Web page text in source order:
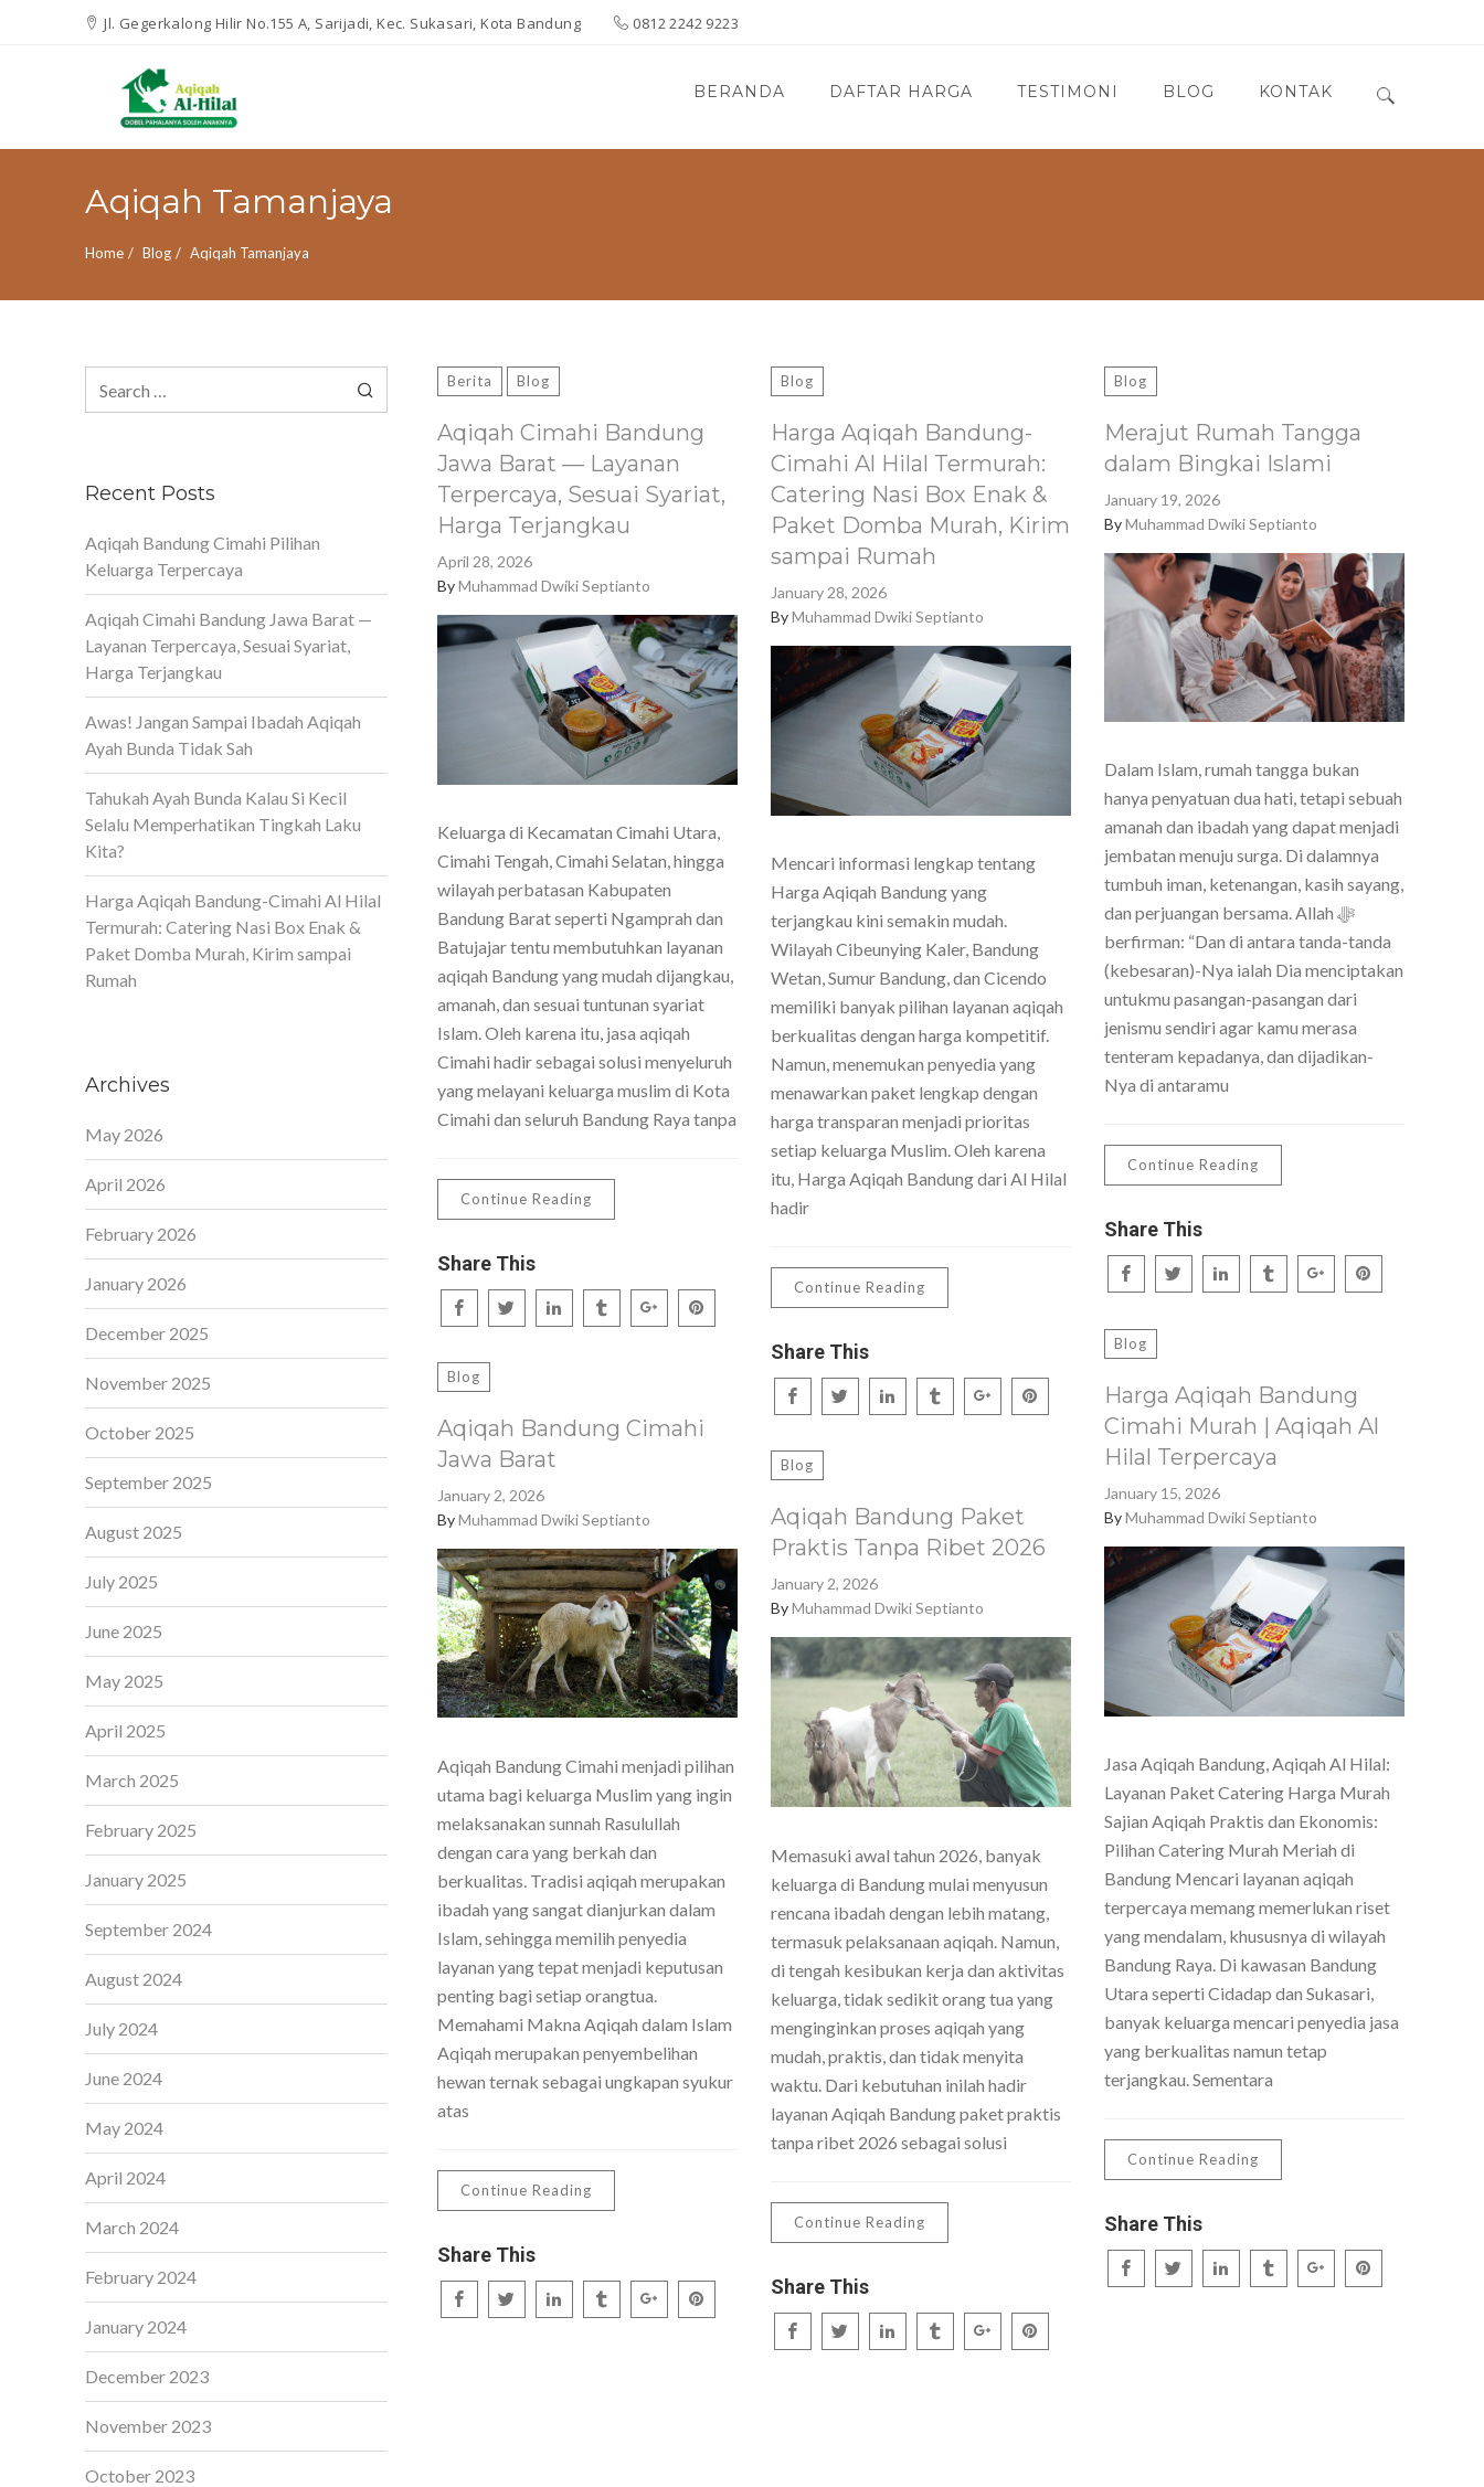
Jl. Gegerkalong Hilir No.155 A, Sarijadi, Kec. Sukasari, Kota Bandung 0812 2242 9223
BERANDA DAFTAR HARGA TESTIMONI BLOG KONTAK
Aqiqah Tamanjaya
Home Blog Aqiqah Tamanjaya
Berita Blog
Aqiqah Cimahi Bandung
Jawa Barat — Layanan
Terpercaya, Sesuai Syariat,
Harga Terjangkau
April 28, 2026
ByMuhammad Dwiki Septianto
Keluarga di Kecamatan Cimahi Utara,
Cimahi Tengah, Cimahi Selatan, hingga
wilayah perbatasan Kabupaten
Bandung Barat seperti Ngamprah dan
Batujajar tentu membutuhkan layanan
aqiqah Bandung yang mudah dijangkau,
amanah, dan sesuai tuntunan syariat
Islam. Oleh karena itu, jasa aqiqah
Cimahi hadir sebagai solusi menyeluruh
yang melayani keluarga muslim di Kota
Cimahi dan seluruh Bandung Raya tanpa
Continue Reading
Share This
Blog
Harga Aqiqah Bandung-
Cimahi Al Hilal Termurah:
Catering Nasi Box Enak &
Paket Domba Murah, Kirim
sampai Rumah
January 28, 2026
ByMuhammad Dwiki Septianto
Mencari informasi lengkap tentang
Harga Aqiqah Bandung yang
terjangkau kini semakin mudah.
Wilayah Cibeunying Kaler, Bandung
Wetan, Sumur Bandung, dan Cicendo
memiliki banyak pilihan layanan aqiqah
berkualitas dengan harga kompetitif.
Namun, menemukan penyedia yang
menawarkan paket lengkap dengan
harga transparan menjadi prioritas
setiap keluarga Muslim. Oleh karena
itu, Harga Aqiqah Bandung dari Al Hilal
hadir
Continue Reading
Share This
Blog
Merajut Rumah Tangga
dalam Bingkai Islami
January 19, 2026
ByMuhammad Dwiki Septianto
Dalam Islam, rumah tangga bukan
hanya penyatuan dua hati, tetapi sebuah
amanah dan ibadah yang dapat menjadi
jembatan menuju surga. Di dalamnya
tumbuh iman, ketenangan, kasih sayang,
dan perjuangan bersama. Allah ﷻ
berfirman: “Dan di antara tanda-tanda
(kebesaran)-Nya ialah Dia menciptakan
untukmu pasangan-pasangan dari
jenismu sendiri agar kamu merasa
tenteram kepadanya, dan dijadikan-
Nya di antaramu
Continue Reading
Share This
Blog
Harga Aqiqah Bandung
Cimahi Murah | Aqiqah Al
Hilal Terpercaya
January 15, 2026
ByMuhammad Dwiki Septianto
Jasa Aqiqah Bandung, Aqiqah Al Hilal:
Layanan Paket Catering Harga Murah
Sajian Aqiqah Praktis dan Ekonomis:
Pilihan Catering Murah Meriah di
Bandung Mencari layanan aqiqah
terpercaya memang memerlukan riset
yang mendalam, khususnya di wilayah
Bandung Raya. Di kawasan Bandung
Utara seperti Cidadap dan Sukasari,
banyak keluarga mencari penyedia jasa
yang berkualitas namun tetap
terjangkau. Sementara
Continue Reading
Share This
Blog
Aqiqah Bandung Cimahi
Jawa Barat
January 2, 2026
ByMuhammad Dwiki Septianto
Aqiqah Bandung Cimahi menjadi pilihan
utama bagi keluarga Muslim yang ingin
melaksanakan sunnah Rasulullah
dengan cara yang berkah dan
berkualitas. Tradisi aqiqah merupakan
ibadah yang sangat dianjurkan dalam
Islam, sehingga memilih penyedia
layanan yang tepat menjadi keputusan
penting bagi setiap orangtua.
Memahami Makna Aqiqah dalam Islam
Aqiqah merupakan penyembelihan
hewan ternak sebagai ungkapan syukur
atas
Continue Reading
Share This
Blog
Aqiqah Bandung Paket
Praktis Tanpa Ribet 2026
January 2, 2026
ByMuhammad Dwiki Septianto
Memasuki awal tahun 2026, banyak
keluarga di Bandung mulai menyusun
rencana ibadah dengan lebih matang,
termasuk pelaksanaan aqiqah. Namun,
di tengah kesibukan kerja dan aktivitas
keluarga, tidak sedikit orang tua yang
menginginkan proses aqiqah yang
mudah, praktis, dan tidak menyita
waktu. Dari kebutuhan inilah hadir
layanan Aqiqah Bandung paket praktis
tanpa ribet 2026 sebagai solusi
Continue Reading
Share This
for:
Recent Posts
Aqiqah Bandung Cimahi Pilihan
Keluarga Terpercaya
Aqiqah Cimahi Bandung Jawa Barat —
Layanan Terpercaya, Sesuai Syariat,
Harga Terjangkau
Awas! Jangan Sampai Ibadah Aqiqah
Ayah Bunda Tidak Sah
Tahukah Ayah Bunda Kalau Si Kecil
Selalu Memperhatikan Tingkah Laku
Kita?
Harga Aqiqah Bandung-Cimahi Al Hilal
Termurah: Catering Nasi Box Enak &
Paket Domba Murah, Kirim sampai
Rumah
Archives
May 2026
April 2026
February 2026
January 2026
December 2025
November 2025
October 2025
September 2025
August 2025
July 2025
June 2025
May 2025
April 2025
March 2025
February 2025
January 2025
September 2024
August 2024
July 2024
June 2024
May 2024
April 2024
March 2024
February 2024
January 2024
December 2023
November 2023
October 2023